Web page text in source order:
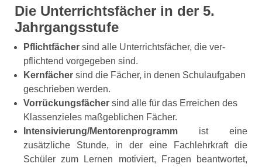
Die Unterrichtsfächer in der 5.
Jahrgangsstufe
Pflichtfächer sind alle Unterrichtsfächer, die ver­
pflichtend vorgegeben sind.
Kernfächer sind die Fächer, in denen Schulaufgaben
ge­schrieben wer­den.
Vorrückungsfächer sind alle für das Erreichen des
Klassen­zieles maß­geblichen Fächer.
Intensivierung/Mentorenprogramm ist eine
zusätzliche Stunde, in der eine Fachlehrkraft die
Schüler zum Lernen motiviert, Fragen beantwortet,